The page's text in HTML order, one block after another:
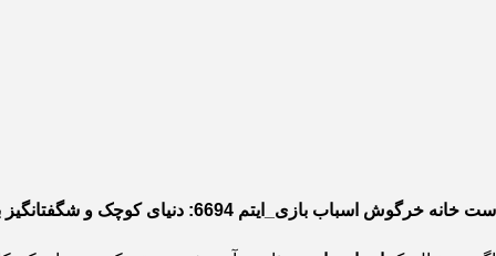
ست خانه خرگوش اسباب بازی_ایتم 6694: دنیای کوچک و شگفتانگیز برای کودکان خلاق